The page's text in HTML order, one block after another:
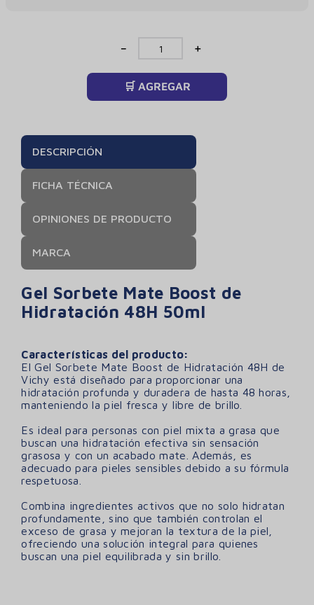
＋
－
🛒 AGREGAR
DESCRIPCIÓN
FICHA TÉCNICA
OPINIONES DE PRODUCTO
MARCA
Gel Sorbete Mate Boost de
Hidratación 48H 50ml
Características del producto:
El Gel Sorbete Mate Boost de Hidratación 48H de
Vichy está diseñado para proporcionar una
hidratación profunda y duradera de hasta 48 horas,
manteniendo la piel fresca y libre de brillo.
Es ideal para personas con piel mixta a grasa que
buscan una hidratación efectiva sin sensación
grasosa y con un acabado mate. Además, es
adecuado para pieles sensibles debido a su fórmula
respetuosa.
Combina ingredientes activos que no solo hidratan
profundamente, sino que también controlan el
exceso de grasa y mejoran la textura de la piel,
ofreciendo una solución integral para quienes
buscan una piel equilibrada y sin brillo.